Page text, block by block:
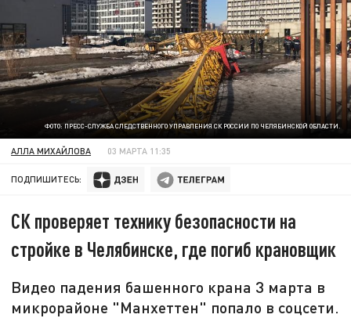
ФОТО: ПРЕСС-СЛУЖБА СЛЕДСТВЕННОГО УПРАВЛЕНИЯ СК РОССИИ ПО ЧЕЛЯБИНСКОЙ ОБЛАСТИ.
АЛЛА МИХАЙЛОВА 03 МАРТА 11:35
ПОДПИШИТЕСЬ:
СК проверяет технику безопасности на
стройке в Челябинске, где погиб крановщик
Видео падения башенного крана 3 марта в
микрорайоне "Манхеттен" попало в соцсети.